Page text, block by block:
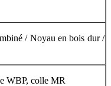
/ Noyau en bois dur /
WBP, colle MR